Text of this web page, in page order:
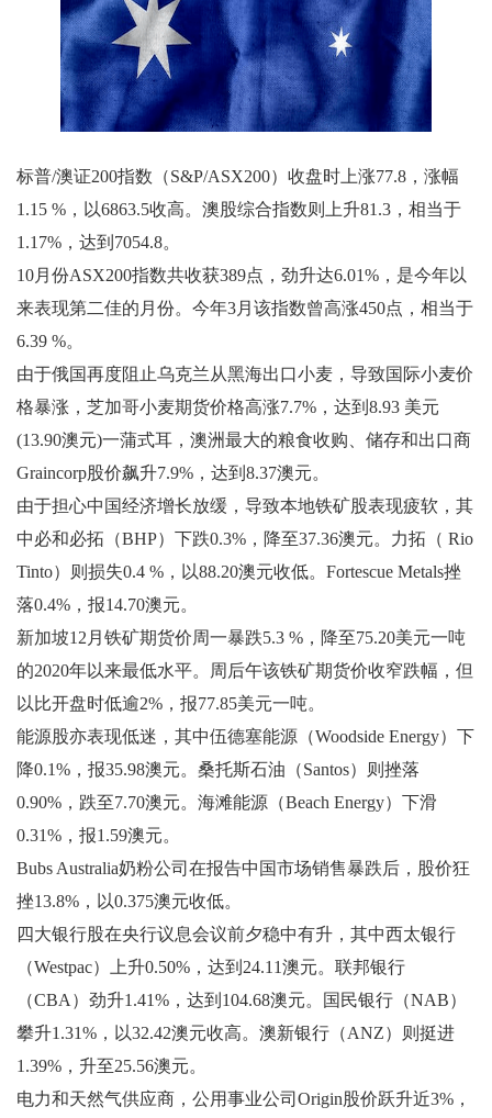
标普/澳证200指数（S&P/ASX200）收盘时上涨77.8，涨幅
1.15 %，以6863.5收高。澳股综合指数则上升81.3，相当于
1.17%，达到7054.8。
10月份ASX200指数共收获389点，劲升达6.01%，是今年以
来表现第二佳的月份。今年3月该指数曾高涨450点，相当于
6.39 %。
由于俄国再度阻止乌克兰从黑海出口小麦，导致国际小麦价
格暴涨，芝加哥小麦期货价格高涨7.7%，达到8.93 美元
(13.90澳元)一蒲式耳，澳洲最大的粮食收购、储存和出口商
Graincorp股价飙升7.9%，达到8.37澳元。
由于担心中国经济增长放缓，导致本地铁矿股表现疲软，其
中必和必拓（BHP）下跌0.3%，降至37.36澳元。力拓（ Rio
Tinto）则损失0.4 %，以88.20澳元收低。Fortescue Metals挫
落0.4%，报14.70澳元。
新加坡12月铁矿期货价周一暴跌5.3 %，降至75.20美元一吨
的2020年以来最低水平。周后午该铁矿期货价收窄跌幅，但
以比开盘时低逾2%，报77.85美元一吨。
能源股亦表现低迷，其中伍德塞能源（Woodside Energy）下
降0.1%，报35.98澳元。桑托斯石油（Santos）则挫落
0.90%，跌至7.70澳元。海滩能源（Beach Energy）下滑
0.31%，报1.59澳元。
Bubs Australia奶粉公司在报告中国市场销售暴跌后，股价狂
挫13.8%，以0.375澳元收低。
四大银行股在央行议息会议前夕稳中有升，其中西太银行
（Westpac）上升0.50%，达到24.11澳元。联邦银行
（CBA）劲升1.41%，达到104.68澳元。国民银行（NAB）
攀升1.31%，以32.42澳元收高。澳新银行（ANZ）则挺进
1.39%，升至25.56澳元。
电力和天然气供应商，公用事业公司Origin股价跃升近3%，